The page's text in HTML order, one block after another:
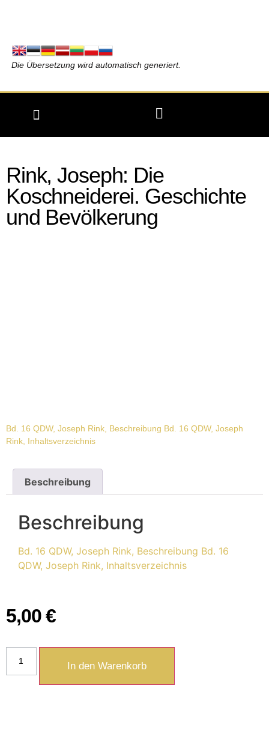
Die Übersetzung wird automatisch generiert.
Rink, Joseph: Die
Koschneiderei. Geschichte
und Bevölkerung
Bd. 16 QDW, Joseph Rink, Beschreibung Bd. 16 QDW, Joseph
Rink, Inhaltsverzeichnis
Beschreibung
Beschreibung
Bd. 16 QDW, Joseph Rink, Beschreibung Bd. 16
QDW, Joseph Rink, Inhaltsverzeichnis
5,00€
In den Warenkorb